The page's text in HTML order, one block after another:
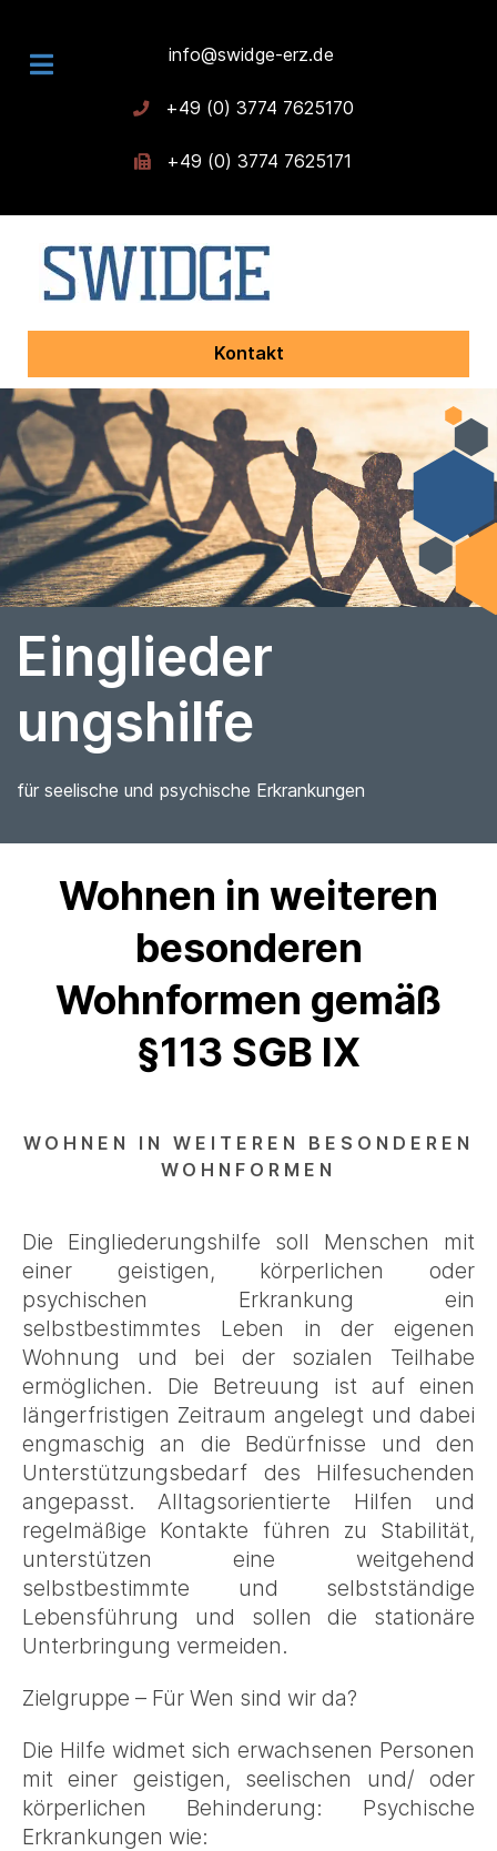
info@swidge-erz.de
+49 (0) 3774 7625170
+49 (0) 3774 7625171
Kontakt
Einglieder
ungshilfe
für seelische und psychische Erkrankungen
Wohnen in weiteren
besonderen
Wohnformen gemäß
§113 SGB IX
WOHNEN IN WEITEREN BESONDEREN
WOHNFORMEN
Die Eingliederungshilfe soll Menschen mit
einer geistigen, körperlichen oder
psychischen Erkrankung ein
selbstbestimmtes Leben in der eigenen
Wohnung und bei der sozialen Teilhabe
ermöglichen. Die Betreuung ist auf einen
längerfristigen Zeitraum angelegt und dabei
engmaschig an die Bedürfnisse und den
Unterstützungsbedarf des Hilfesuchenden
angepasst. Alltagsorientierte Hilfen und
regelmäßige Kontakte führen zu Stabilität,
unterstützen eine weitgehend
selbstbestimmte und selbstständige
Lebensführung und sollen die stationäre
Unterbringung vermeiden.
Zielgruppe – Für Wen sind wir da?
Die Hilfe widmet sich erwachsenen Personen
mit einer geistigen, seelischen und/ oder
körperlichen Behinderung: Psychische
Erkrankungen wie: